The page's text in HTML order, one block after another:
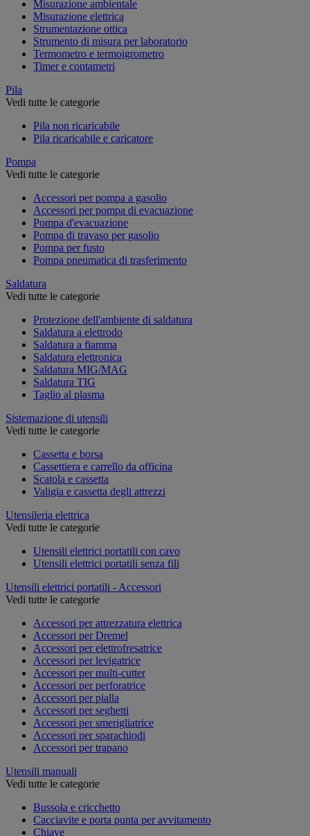
Misurazione ambientale
Misurazione elettrica
Strumentazione ottica
Strumento di misura per laboratorio
Termometro e termoigrometro
Timer e contametri
Pila
Vedi tutte le categorie
Pila non ricaricabile
Pila ricaricabile e caricatore
Pompa
Vedi tutte le categorie
Accessori per pompa a gasolio
Accessori per pompa di evacuazione
Pompa d'evacuazione
Pompa di travaso per gasolio
Pompa per fusto
Pompa pneumatica di trasferimento
Saldatura
Vedi tutte le categorie
Protezione dell'ambiente di saldatura
Saldatura a elettrodo
Saldatura a fiamma
Saldatura elettronica
Saldatura MIG/MAG
Saldatura TIG
Taglio al plasma
Sistemazione di utensili
Vedi tutte le categorie
Cassetta e borsa
Cassettiera e carrello da officina
Scatola e cassetta
Valigia e cassetta degli attrezzi
Utensileria elettrica
Vedi tutte le categorie
Utensili elettrici portatili con cavo
Utensili elettrici portatili senza fili
Utensili elettrici portatili - Accessori
Vedi tutte le categorie
Accessori per attrezzatura elettrica
Accessori per Dremel
Accessori per elettrofresatrice
Accessori per levigatrice
Accessori per multi-cutter
Accessori per perforatrice
Accessori per pialla
Accessori per seghetti
Accessori per smerigliatrice
Accessori per sparachiodi
Accessori per trapano
Utensili manuali
Vedi tutte le categorie
Bussola e cricchetto
Cacciavite e porta punta per avvitamento
Chiave